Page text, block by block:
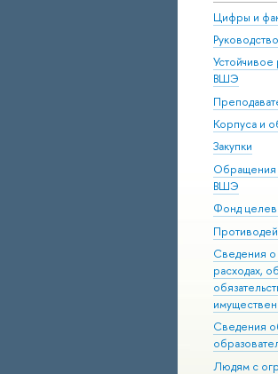
Цифры и
ВШЭ
Корпуса и
Закупки
Обращения
ВШЭ
Фонд
Сведения о
расходах,
Сведения
Людям с